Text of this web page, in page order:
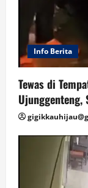
Info Berita
Tewas di
Ujunggenteng,